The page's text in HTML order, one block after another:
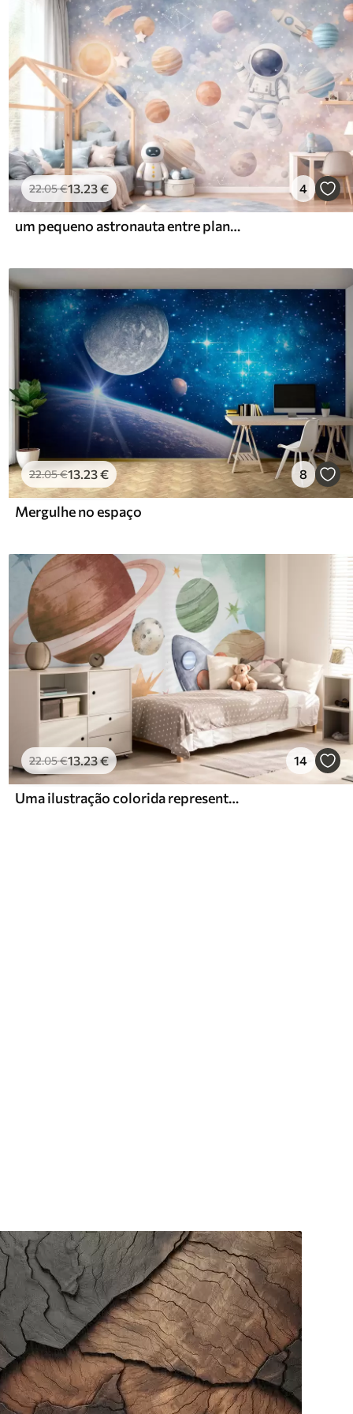
22.05€13.23€ 4
um pequeno astronauta entre planetas e estrelas
22.05€13.23€ 8
Mergulhe no espaço
22.05€13.23€ 14
Uma ilustração colorida representando vários planetas e aquarela espacial